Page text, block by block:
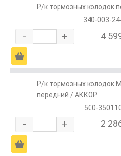
Р/к тормозных колодок
340-003-
- + 4
Ä
Р/к тормозных колодок
передний / АККОР
500-
- + 2
Ä